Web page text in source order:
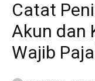
Catat
Akun dan
Wajib